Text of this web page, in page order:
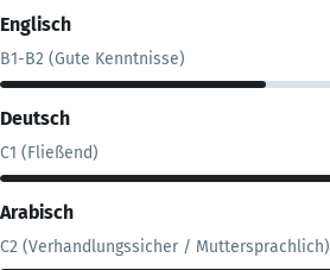
Englisch
B1-B2 (Gute Kenntnisse)
Deutsch
C1 (Fließend)
Arabisch
C2 (Verhandlungssicher / Muttersprachlich)